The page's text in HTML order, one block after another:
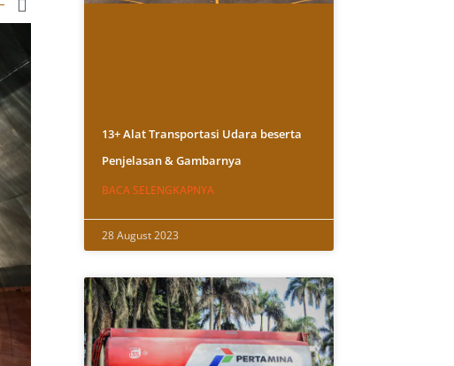
13+ Alat Transportasi Udara beserta
Penjelasan & Gambarnya
BACA SELENGKAPNYA
28 August 2023